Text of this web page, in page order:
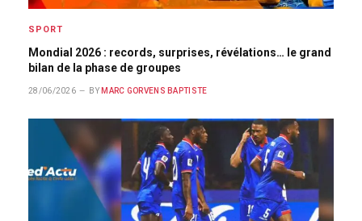
SPORT
Mondial 2026 : records, surprises, révélations… le grand
bilan de la phase de groupes
28/06/2026 BY MARC GORVENS BAPTISTE